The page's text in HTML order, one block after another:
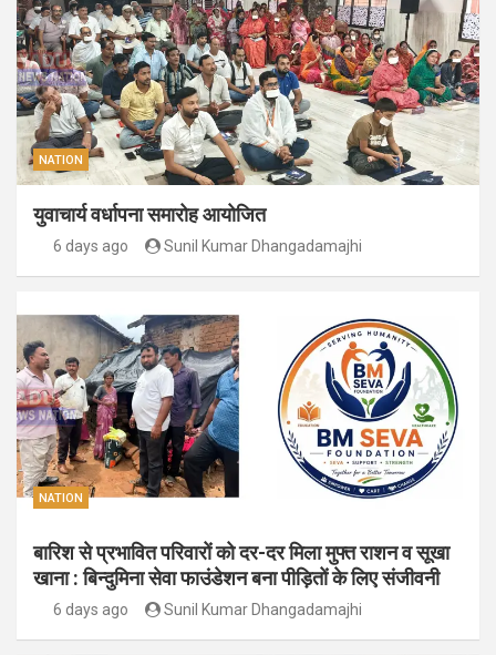
NATION
युवाचार्य वर्धापना समारोह आयोजित
6 days ago Sunil Kumar Dhangadamajhi
NATION
बारिश से प्रभावित परिवारों को दर-दर मिला मुफ्त राशन व सूखा
खाना : बिन्दुमिना सेवा फाउंडेशन बना पीड़ितों के लिए संजीवनी
6 days ago Sunil Kumar Dhangadamajhi